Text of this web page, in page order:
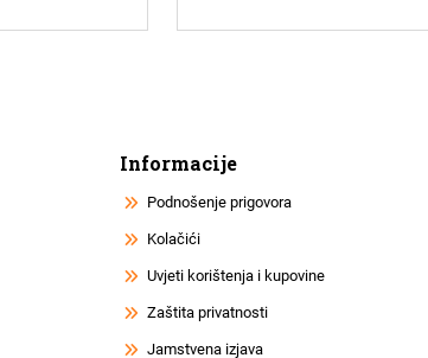
Informacije
Podnošenje prigovora
Kolačići
Uvjeti korištenja i kupovine
Zaštita privatnosti
Jamstvena izjava